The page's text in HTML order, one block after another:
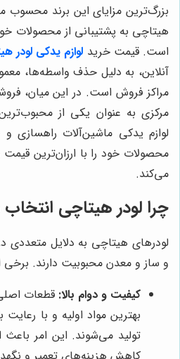
بزرگ‌ترین مزایای این برند
هیتاچی به پشتیبانی از محصولات
است. قیمت خرید لوازم یدکی لودر
آنلاین، به دلیل حذف واسطه‌ها،
مراکز فروش است. در این میان،
مرکزی به عنوان یکی از
لوازم یدکی ماشین‌آلات راهسازی
محصولات خود را با ارزان‌ترین قیمت
می‌کند.
چرا لودر هیتاچی
لودرهای هیتاچی به دلایل
و ساز و معدن محبوبیت دارند. برخی
کیفیت و دوام بالا: قطعات
بهترین مواد اولیه و با رعایت
تولید می‌شوند. این امر